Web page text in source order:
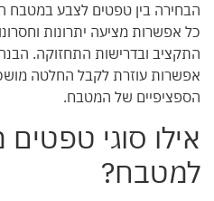
הבחירה בין טפטים לצבע במטבח
כל אפשרות מציעה יתרונות
התקציב ובדרישות התחזוקה.
אפשרות עוזרת לקבל החלטה
הספציפיים של המטבח.
אילו סוגי
למטבח?